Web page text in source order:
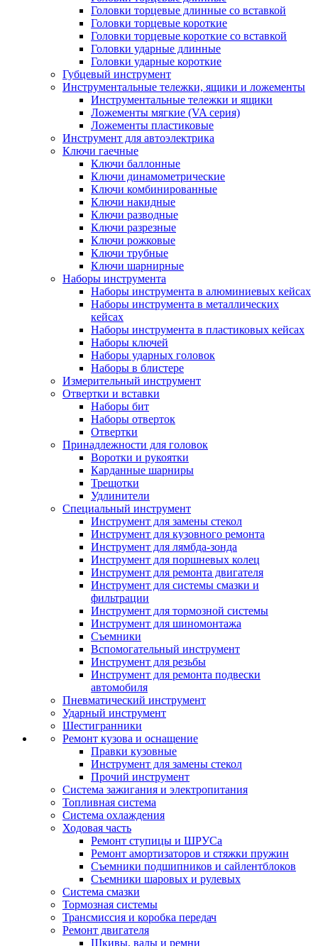
Головки торцевые длинные со вставкой
Головки торцевые короткие
Головки торцевые короткие со вставкой
Головки ударные длинные
Головки ударные короткие
Губцевый инструмент
Инструментальные тележки, ящики и ложементы
Инструментальные тележки и ящики
Ложементы мягкие (VA серия)
Ложементы пластиковые
Инструмент для автоэлектрика
Ключи гаечные
Ключи баллонные
Ключи динамометрические
Ключи комбинированные
Ключи накидные
Ключи разводные
Ключи разрезные
Ключи рожковые
Ключи трубные
Ключи шарнирные
Наборы инструмента
Наборы инструмента в алюминиевых кейсах
Наборы инструмента в металлических
кейсах
Наборы инструмента в пластиковых кейсах
Наборы ключей
Наборы ударных головок
Наборы в блистере
Измерительный инструмент
Отвертки и вставки
Наборы бит
Наборы отверток
Отвертки
Принадлежности для головок
Воротки и рукоятки
Карданные шарниры
Трещотки
Удлинители
Специальный инструмент
Инструмент для замены стекол
Инструмент для кузовного ремонта
Инструмент для лямбда-зонда
Инструмент для поршневых колец
Инструмент для ремонта двигателя
Инструмент для системы смазки и
фильтрации
Инструмент для тормозной системы
Инструмент для шиномонтажа
Съемники
Вспомогательный инструмент
Инструмент для резьбы
Инструмент для ремонта подвески
автомобиля
Пневматический инструмент
Ударный инструмент
Шестигранники
Ремонт кузова и оснащение
Правки кузовные
Инструмент для замены стекол
Прочий инструмент
Система зажигания и электропитания
Топливная система
Система охлаждения
Ходовая часть
Ремонт ступицы и ШРУСа
Ремонт амортизаторов и стяжки пружин
Съемники подшипников и сайлентблоков
Съемники шаровых и рулевых
Система смазки
Тормозная системы
Трансмиссия и коробка передач
Ремонт двигателя
Шкивы, валы и ремни